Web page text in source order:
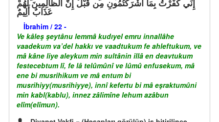
إِنِّي كَفَرْتُ بِمَآ أَشْرَكْتُمُونِ مِن قَبْلُ إِنَّ الظَّالِمِينَ لَهُمْ
عَذَابٌ أَلِيمٌ
İbrahim / 22 -
Ve kâleş şeytânu lemmâ kudıyel emru innallâhe
vaadekum va’del hakkı ve vaadtukum fe ahleftukum, ve
mâ kâne liye aleykum min sultânin illâ en deavtukum
festecebtum lî, fe lâ telûmûnî ve lûmû enfusekum, mâ
ene bi musrihikum ve mâ entum bi
musrihiyy(musrihiyye), innî kefertu bi mâ eşraktumûni
min kabl(kablu), innez zâlimîne lehum azâbun
elîm(elîmun).